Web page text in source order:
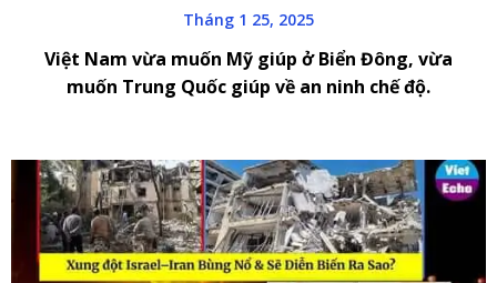
Tháng 1 25, 2025
Việt Nam vừa muốn Mỹ giúp ở Biển Đông, vừa
muốn Trung Quốc giúp về an ninh chế độ.